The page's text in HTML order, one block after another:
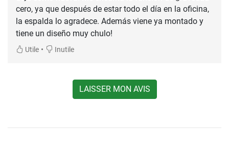
cero, ya que después de estar todo el día en la oficina,
la espalda lo agradece. Además viene ya montado y
tiene un diseño muy chulo!
Utile • Inutile
LAISSER MON AVIS